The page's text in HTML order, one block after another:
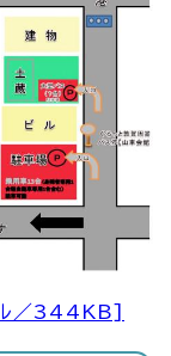
／344KB]